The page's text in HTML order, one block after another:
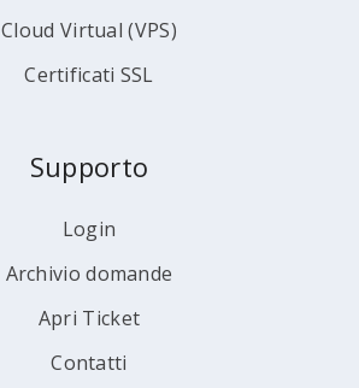
Cloud Virtual (VPS)
Certificati SSL
Supporto
Login
Archivio domande
Apri Ticket
Contatti